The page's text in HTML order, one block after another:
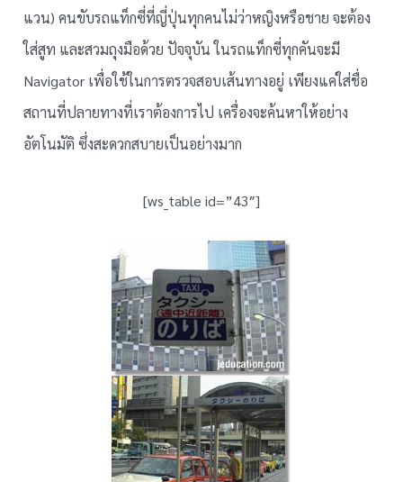
แวน) คนขับรถแท็กซี่ที่ญี่ปุ่นทุกคนไม่ว่าหญิงหรือชาย จะต้อง
ใส่สูท และสวมถุงมือด้วย ปัจจุบัน ในรถแท็กซี่ทุกคันจะมี
Navigator เพื่อใช้ในการตรวจสอบเส้นทางอยู่ เพียงแค่ใส่ชื่อ
สถานที่ปลายทางที่เราต้องการไป เครื่องจะค้นหาให้อย่าง
อัตโนมัติ ซึ่งสะดวกสบายเป็นอย่างมาก
[ws_table id=”43″]